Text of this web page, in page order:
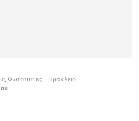
Φωτοτυπίες - Ηρακλειο